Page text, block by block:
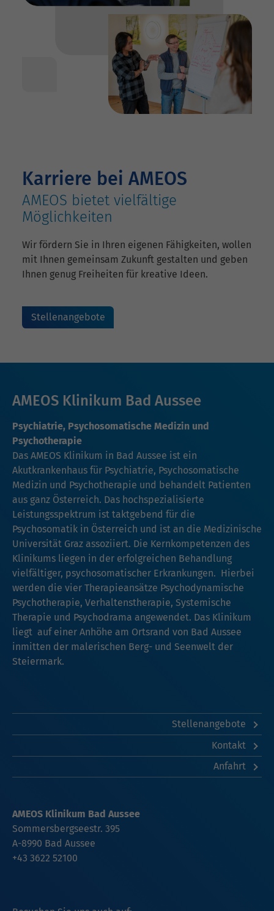
Karriere bei AMEOS
AMEOS bietet vielfältige
Möglichkeiten
Wir fördern Sie in Ihren eigenen Fähigkeiten, wollen
mit Ihnen gemeinsam Zukunft gestalten und geben
Ihnen genug Freiheiten für kreative Ideen.
Stellenangebote
AMEOS Klinikum Bad Aussee
Psychiatrie, Psychosomatische Medizin und
Psychotherapie
Das AMEOS Klinikum in Bad Aussee ist ein
Akutkrankenhaus für Psychiatrie, Psychosomatische
Medizin und Psychotherapie und behandelt Patienten
aus ganz Österreich. Das hochspezialisierte
Leistungsspektrum ist taktgebend für die
Psychosomatik in Österreich und ist an die Medizinische
Universität Graz assoziiert. Die Kernkompetenzen des
Klinikums liegen in der erfolgreichen Behandlung
vielfältiger, psychosomatischer Erkrankungen. Hierbei
werden die vier Therapieansätze Psychodynamische
Psychotherapie, Verhaltenstherapie, Systemische
Therapie und Psychodrama angewendet. Das Klinikum
liegt auf einer Anhöhe am Ortsrand von Bad Aussee
inmitten der malerischen Berg- und Seenwelt der
Steiermark.
Stellenangebote
Kontakt
Anfahrt
AMEOS Klinikum Bad Aussee
Sommersbergseestr. 395
A-8990 Bad Aussee
+43 3622 52100